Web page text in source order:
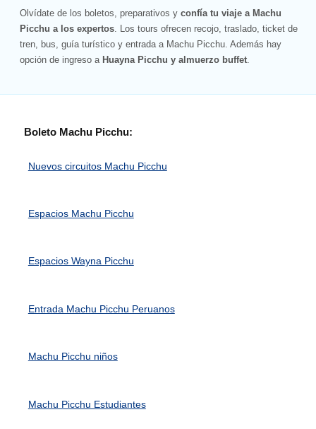
Olvídate de los boletos, preparativos yconfía tu viaje a Machu
Picchu a los expertos . Los tours ofrecen recojo, traslado, ticket de
tren, bus, guía turístico y entrada a Machu Picchu. Además hay
opción de ingreso a Huayna Picchu y almuerzo buffet
Boleto Machu Picchu:
Nuevos circuitos Machu Picchu
Espacios Machu Picchu
Espacios Wayna Picchu
Entrada Machu Picchu Peruanos
Machu Picchu niños
Machu Picchu Estudiantes